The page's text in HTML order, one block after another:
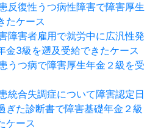
反復性うつ病性障害で障害厚生
たケース
障害者雇用で就労中に広汎性発
金3級を遡及受給できたケース
うつ病で障害厚生年金２級を受
統合失調症について障害認定日
ぎた診断書で障害基礎年金２級
ケース